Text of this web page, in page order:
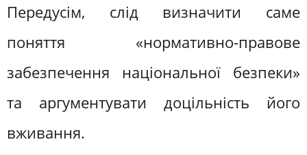
Передусім, слід визначити саме
поняття «нормативно-правове
забезпечення національної безпеки»
та аргументувати доцільність його
вживання.